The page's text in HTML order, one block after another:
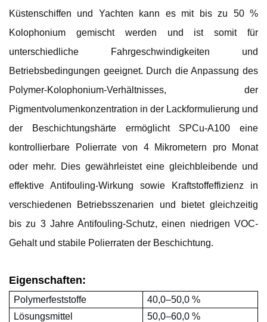
Küstenschiffen und Yachten kann es mit bis zu 50 %
Kolophonium gemischt werden und ist somit für
unterschiedliche Fahrgeschwindigkeiten und
Betriebsbedingungen geeignet. Durch die Anpassung des
Polymer-Kolophonium-Verhältnisses, der
Pigmentvolumenkonzentration in der Lackformulierung und
der Beschichtungshärte ermöglicht SPCu-A100 eine
kontrollierbare Polierrate von 4 Mikrometern pro Monat
oder mehr. Dies gewährleistet eine gleichbleibende und
effektive Antifouling-Wirkung sowie Kraftstoffeffizienz in
verschiedenen Betriebsszenarien und bietet gleichzeitig
bis zu 3 Jahre Antifouling-Schutz, einen niedrigen VOC-
Gehalt und stabile Polierraten der Beschichtung.
Eigenschaften:
Polymerfeststoffe
40,0–50,0 %
Lösungsmittel
50,0–60,0 %